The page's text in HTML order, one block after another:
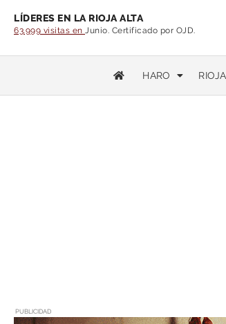
LÍDERES EN LA RIOJA ALTA
63.999 visitas en Junio. Certificado por OJD.
HARO
PUBLICIDAD